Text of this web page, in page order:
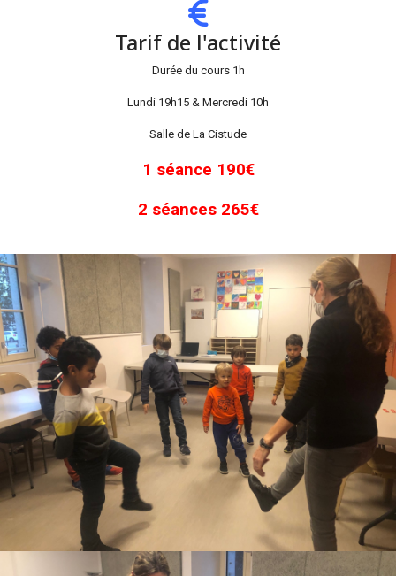
Tarif de l'activité
Durée du cours 1h
Lundi 19h15 & Mercredi 10h
Salle de La Cistude
1 séance 190€
2 séances 265€